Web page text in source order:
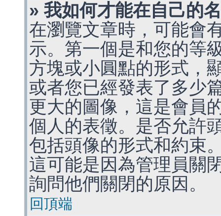
» 我如何才能在自己的
在瀏覽文章時，可能會
示。第一個是和您的等
方塊或小圓點的形式，
或者您已經發表了多少
更大的圖像，這是會員
個人的表徵。是否允許
包括頭像的形式和約束
這可能是因為管理員關
詢問他們關閉的原因。
回頂端